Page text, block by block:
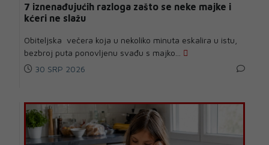
7 iznenađujućih razloga zašto se neke majke i
kćeri ne slažu
Obiteljska večera koja u nekoliko minuta eskalira u istu,
bezbroj puta ponovljenu svađu s majko...
30 SRP 2026